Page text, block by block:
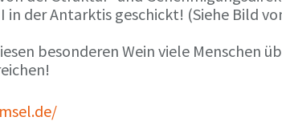
der Antarktis geschickt! (Siehe Bild
besonderen Wein viele Menschen